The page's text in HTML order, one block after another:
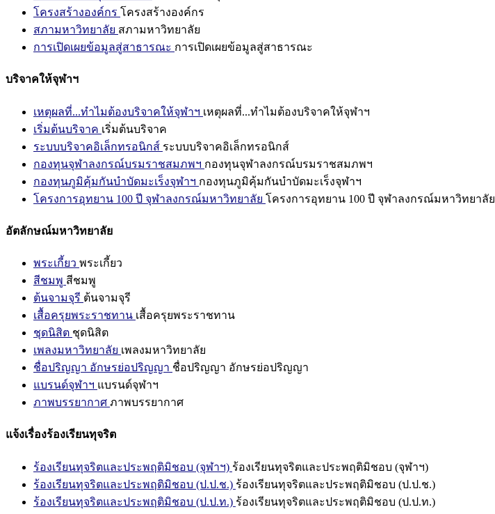
โครงสร้างองค์กร โครงสร้างองค์กร
สภามหาวิทยาลัย สภามหาวิทยาลัย
การเปิดเผยข้อมูลสู่สาธารณะ การเปิดเผยข้อมูลสู่สาธารณะ
บริจาคให้จุฬาฯ
เหตุผลที่...ทำไมต้องบริจาคให้จุฬาฯ เหตุผลที่...ทำไมต้องบริจาคให้จุฬาฯ
เริ่มต้นบริจาค เริ่มต้นบริจาค
ระบบบริจาคอิเล็กทรอนิกส์ ระบบบริจาคอิเล็กทรอนิกส์
กองทุนจุฬาลงกรณ์บรมราชสมภพฯ กองทุนจุฬาลงกรณ์บรมราชสมภพฯ
กองทุนภูมิคุ้มกันบำบัดมะเร็งจุฬาฯ กองทุนภูมิคุ้มกันบำบัดมะเร็งจุฬาฯ
โครงการอุทยาน 100 ปี จุฬาลงกรณ์มหาวิทยาลัย โครงการอุทยาน 100 ปี จุฬาลงกรณ์มหาวิทยาลัย
อัตลักษณ์มหาวิทยาลัย
พระเกี้ยว พระเกี้ยว
สีชมพู สีชมพู
ต้นจามจุรี ต้นจามจุรี
เสื้อครุยพระราชทาน เสื้อครุยพระราชทาน
ชุดนิสิต ชุดนิสิต
เพลงมหาวิทยาลัย เพลงมหาวิทยาลัย
ชื่อปริญญา อักษรย่อปริญญา ชื่อปริญญา อักษรย่อปริญญา
แบรนด์จุฬาฯ แบรนด์จุฬาฯ
ภาพบรรยากาศ ภาพบรรยากาศ
แจ้งเรื่องร้องเรียนทุจริต
ร้องเรียนทุจริตและประพฤติมิชอบ (จุฬาฯ) ร้องเรียนทุจริตและประพฤติมิชอบ (จุฬาฯ)
ร้องเรียนทุจริตและประพฤติมิชอบ (ป.ป.ช.) ร้องเรียนทุจริตและประพฤติมิชอบ (ป.ป.ช.)
ร้องเรียนทุจริตและประพฤติมิชอบ (ป.ป.ท.) ร้องเรียนทุจริตและประพฤติมิชอบ (ป.ป.ท.)